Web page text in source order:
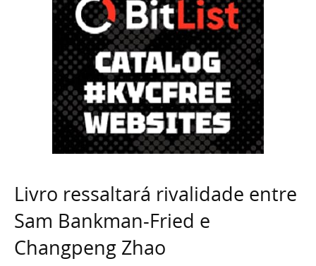
Livro ressaltará rivalidade entre
Sam Bankman-Fried e
Changpeng Zhao